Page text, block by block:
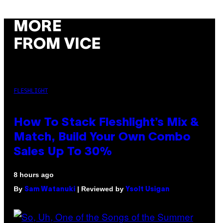
MORE
FROM VICE
FLESHLIGHT
How To Stack Fleshlight’s Mix &
Match, Build Your Own Combo
Sales Up To 30%
8 hours ago
By Sam Watanuki | Reviewed by Ysolt Usigan